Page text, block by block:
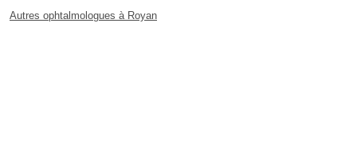
Autres ophtalmologues à Royan